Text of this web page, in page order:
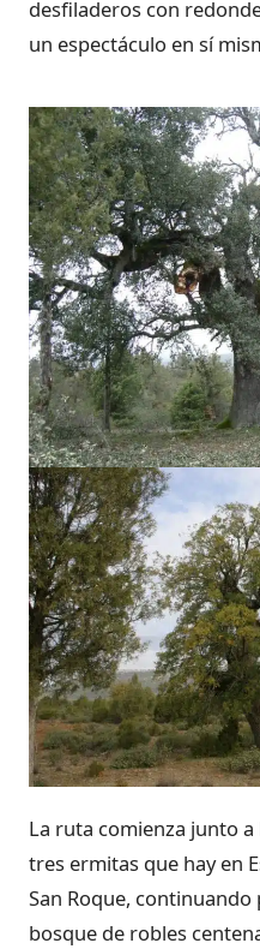
desfiladeros con
un espectáculo en sí
La ruta comienza junto
tres ermitas que hay en
San Roque,
bosque de robles